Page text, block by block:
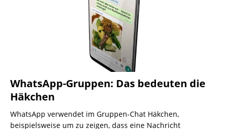
WhatsApp-Gruppen: Das bedeuten die
Häkchen
WhatsApp verwendet im Gruppen-Chat Häkchen,
beispielsweise um zu zeigen, dass eine Nachricht